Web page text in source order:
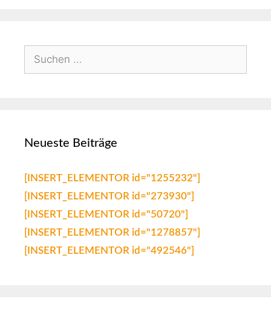
Neueste Beiträge
[INSERT_ELEMENTOR id="1255232"]
[INSERT_ELEMENTOR id="273930"]
[INSERT_ELEMENTOR id="50720"]
[INSERT_ELEMENTOR id="1278857"]
[INSERT_ELEMENTOR id="492546"]